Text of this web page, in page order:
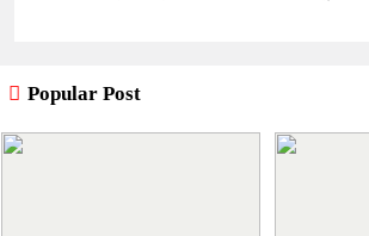
Popular Post